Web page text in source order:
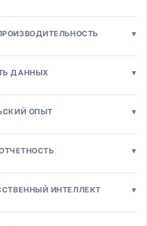
▾
ДАННЫХ ▾
ОПЫТ ▾
▾
ИНТЕЛЛЕКТ ▾